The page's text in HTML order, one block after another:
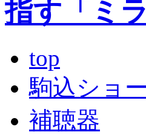
top
駒込ショ
補聴器